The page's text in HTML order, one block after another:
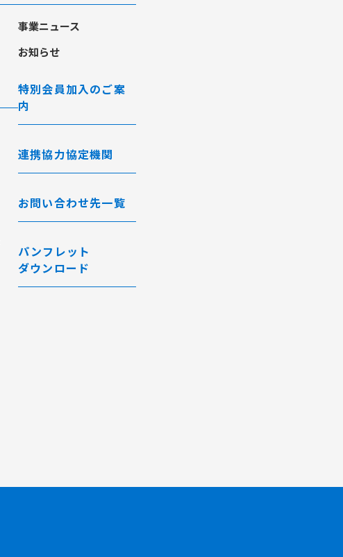
事業ニュース
お知らせ
特別会員加入のご案
内
連携協力協定機関
お問い合わせ先一覧
パンフレット
ダウンロード